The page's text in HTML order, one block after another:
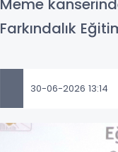
Meme
Farkındalık
30-06-2026 13:14